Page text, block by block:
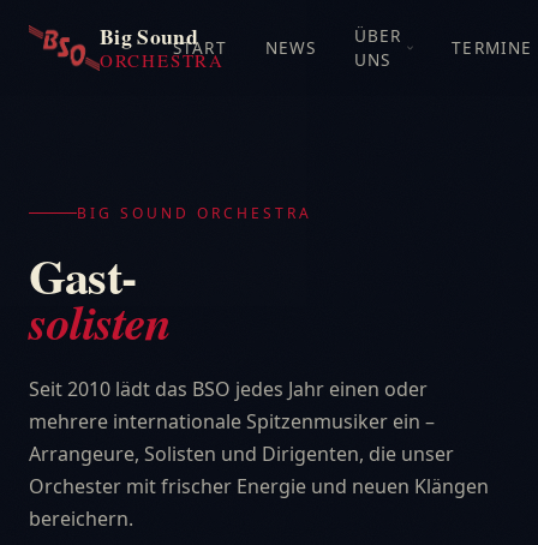
Big Sound
ORCHESTRA
START NEWS
ÜBER
UNS
TERMINE
BIG SOUND ORCHESTRA
Gast-
solisten
Seit 2010 lädt das BSO jedes Jahr einen oder
mehrere internationale Spitzenmusiker ein –
Arrangeure, Solisten und Dirigenten, die unser
Orchester mit frischer Energie und neuen Klängen
bereichern.